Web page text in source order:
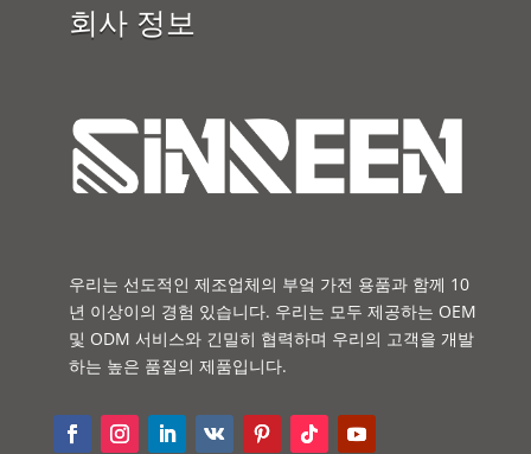
회사 정보
우리는 선도적인 제조업체의 부엌 가전 용품과 함께 10
년 이상이의 경험 있습니다. 우리는 모두 제공하는 OEM
및 ODM 서비스와 긴밀히 협력하며 우리의 고객을 개발
하는 높은 품질의 제품입니다.